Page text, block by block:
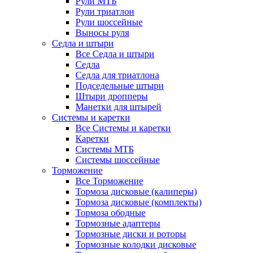
Рули триатлон
Рули шоссейные
Выносы руля
Седла и штыри
Все Седла и штыри
Седла
Седла для триатлона
Подседельные штыри
Штыри дропперы
Манетки для штырей
Системы и каретки
Все Системы и каретки
Каретки
Системы МТБ
Системы шоссейные
Торможение
Все Торможение
Тормоза дисковые (калиперы)
Тормоза дисковые (комплекты)
Тормоза ободные
Тормозные адаптеры
Тормозные диски и роторы
Тормозные колодки дисковые